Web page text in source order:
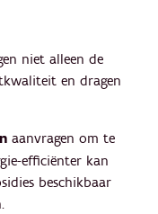
niet alleen de
en dragen
aanvragen om te
efficiënter kan
beschikbaar